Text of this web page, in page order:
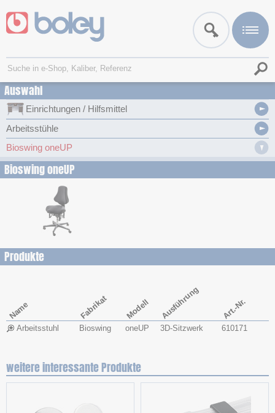
Auswahl
Einrichtungen / Hilfsmittel
Arbeitsstühle
Bioswing oneUP
Bioswing oneUP
Produkte
Name Fabrikat Modell Ausführung Art.-Nr.
Arbeitsstuhl Bioswing oneUP 3D-Sitzwerk 610171
weitere interessante Produkte